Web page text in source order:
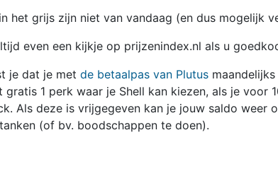
het grijs zijn niet van vandaag (en dus mogelijk
even een kijkje op prijzenindex.nl als u
je dat je met de betaalpas van Plutus
gratis 1 perk waar je Shell kan kiezen, als je voor
Als deze is vrijgegeven kan je jouw saldo weer
(of bv. boodschappen te doen).